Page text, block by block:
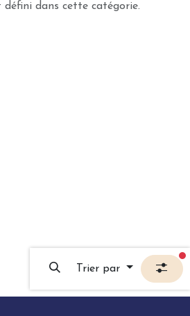
dans cette catégorie.
Trier par